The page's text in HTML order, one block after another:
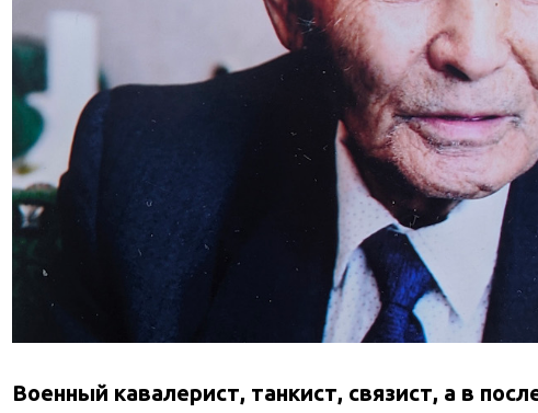
Военный кавалерист, танкист, связист, а в